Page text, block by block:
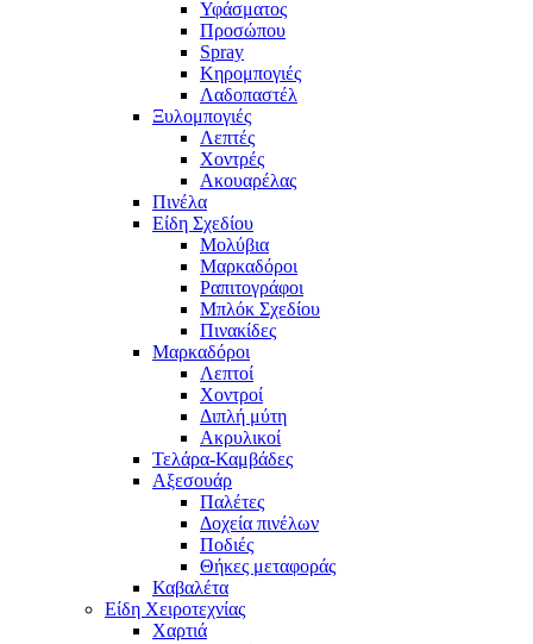
Υφάσματος
Προσώπου
Spray
Κηρομπογιές
Λαδοπαστέλ
Ξυλομπογιές
Λεπτές
Χοντρές
Ακουαρέλας
Πινέλα
Είδη Σχεδίου
Μολύβια
Μαρκαδόροι
Ραπιτογράφοι
Μπλόκ Σχεδίου
Πινακίδες
Μαρκαδόροι
Λεπτοί
Χοντροί
Διπλή μύτη
Ακρυλικοί
Τελάρα-Καμβάδες
Αξεσουάρ
Παλέτες
Δοχεία πινέλων
Ποδιές
Θήκες μεταφοράς
Καβαλέτα
Είδη Χειροτεχνίας
Χαρτιά